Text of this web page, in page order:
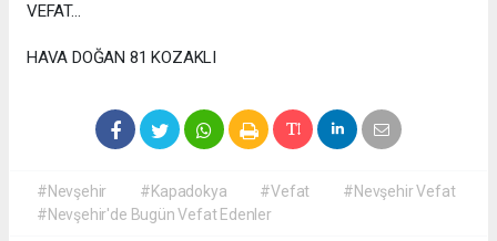
VEFAT...
HAVA DOĞAN 81 KOZAKLI
#Nevşehir #Kapadokya #Vefat
#Nevşehir Vefat
#Nevşehir'de Bugün Vefat Edenler